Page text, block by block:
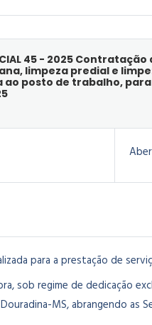
45 - 2025
limpeza predial e
ao posto de trabalho,
para a prestação de
sob regime de dedicação
MS, abrangendo as